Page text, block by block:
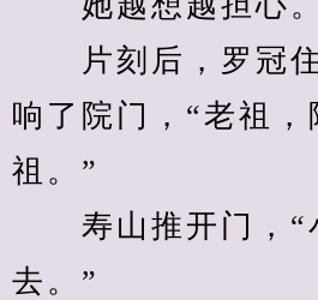
片刻后，罗冠住
响了院门，“老祖，
祖。”
寿山推开门，“
去。”